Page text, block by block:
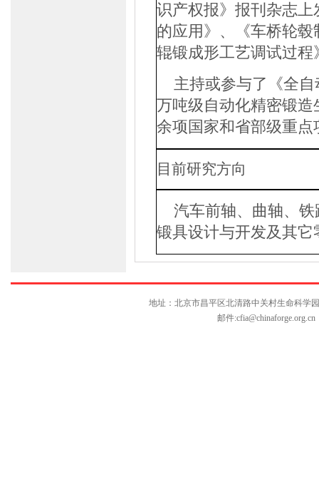
识产权报》报刊杂志
的应用》、《车桥轮
辊锻成形工艺调试过
主持或参与了《全
万吨级自动化精密锻
余项国家和省部级重
目前研究方向
汽车前轴、曲轴、
锻具设计与开发及其
地址：北京市昌平区北清路中关村生命科学
邮件:cfia@chinaforge.org.cn